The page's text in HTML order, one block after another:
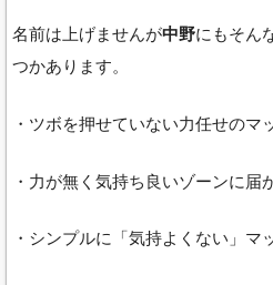
名前は上げませんが中野にもそん
つかあります。
・ツボを押せていない力任せのマ
・力が無く気持ち良いゾーンに届
・シンプルに「気持よくない」マ